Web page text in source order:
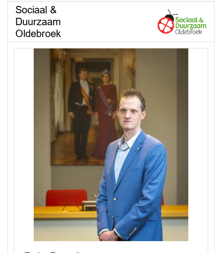
Sociaal &
Duurzaam
Oldebroek